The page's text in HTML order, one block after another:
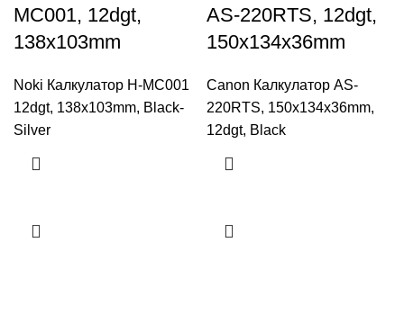
MC001, 12dgt,
138x103mm
Noki Калкулатор H-MC001
12dgt, 138x103mm, Black-
Silver
AS-220RTS, 12dgt,
150x134x36mm
Canon Калкулатор AS-
220RTS, 150x134x36mm,
12dgt, Black